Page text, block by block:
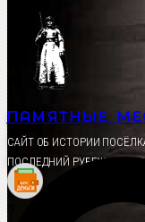
Перейти
содержимому
ПАМЯТНЫЕ
CАЙТ ОБ ИСТОРИИ
ПОСЛЕДНИЙ РУБЕЖ